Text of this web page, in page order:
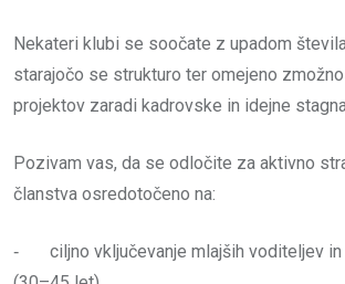
Nekateri klubi se soočate z upadom
starajočo se strukturo ter omejeno
projektov zaradi kadrovske in idejne
Pozivam vas, da se odločite za aktivno
članstva osredotočeno na:
‐ ciljno vključevanje mlajših voditeljev in